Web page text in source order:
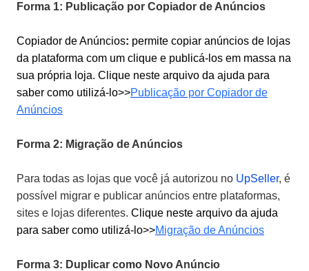
Forma 1: Publicação por Copiador de Anúncios
Copiador de Anúncios: permite copiar anúncios de lojas
da plataforma com um clique e publicá-los em massa na
sua própria loja. C ique neste arquivo da ajuda para
saber como utilizá-lo>>Publicação por Copiador de
Anúncios
Forma 2: Migração de Anúncios
Para todas as lojas que você já autorizou no UpSeller, é
possível migrar e publicar anúncios entre plataformas,
sites e lojas diferentes. C ique neste arquivo da ajuda
para saber como utilizá-lo>>Migração de Anúncios
Forma 3: Duplicar como Novo Anúncio